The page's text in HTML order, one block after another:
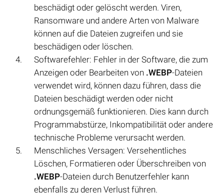
beschädigt oder gelöscht werden. Viren,
Ransomware und andere Arten von Malware
können auf die Dateien zugreifen und sie
beschädigen oder löschen.
Softwarefehler: Fehler in der Software, die zum
Anzeigen oder Bearbeiten von .WEBP-Dateien
verwendet wird, können dazu führen, dass die
Dateien beschädigt werden oder nicht
ordnungsgemäß funktionieren. Dies kann durch
Programmabstürze, Inkompatibilität oder andere
technische Probleme verursacht werden.
Menschliches Versagen: Versehentliches
Löschen, Formatieren oder Überschreiben von
.WEBP-Dateien durch Benutzerfehler kann
ebenfalls zu deren Verlust führen.